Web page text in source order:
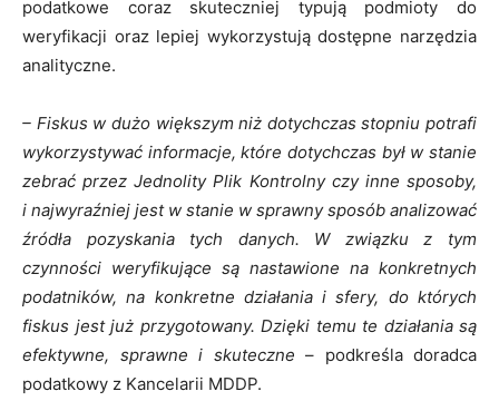
podatkowe coraz skuteczniej typują podmioty do
weryfikacji oraz lepiej wykorzystują dostępne narzędzia
analityczne.
– Fiskus w dużo większym niż dotychczas stopniu potrafi
wykorzystywać informacje, które dotychczas był w stanie
zebrać przez Jednolity Plik Kontrolny czy inne sposoby,
i najwyraźniej jest w stanie w sprawny sposób analizować
źródła pozyskania tych danych. W związku z tym
czynności weryfikujące są nastawione na konkretnych
podatników, na konkretne działania i sfery, do których
fiskus jest już przygotowany. Dzięki temu te działania są
efektywne, sprawne i skuteczne – podkreśla doradca
podatkowy z Kancelarii MDDP.